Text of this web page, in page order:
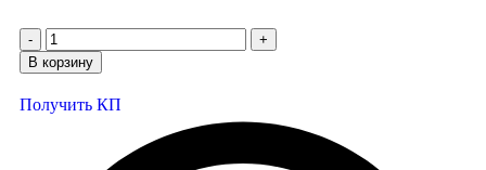
В корзину
Получить КП